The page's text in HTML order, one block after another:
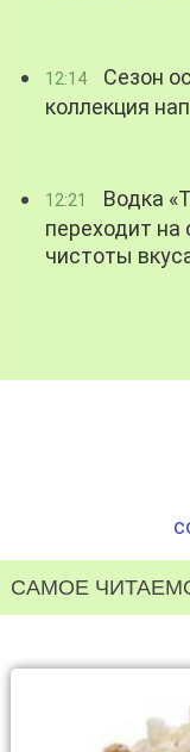
12:14
Сезон
коллекция
12:21
Водка
переходит на
чистоты
САМОЕ